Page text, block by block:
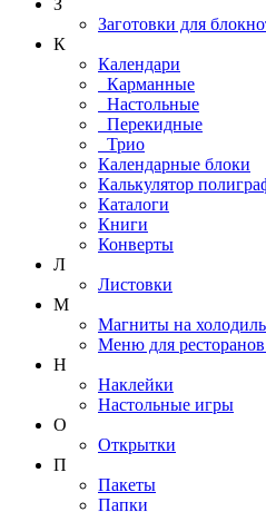
З
Заготовки для
К
Календари
Карманные
Настольные
Перекидные
Трио
Календарные блоки
Калькулятор
Каталоги
Книги
Конверты
Л
Листовки
М
Магниты на
Меню для
Н
Наклейки
Настольные игры
О
Открытки
П
Пакеты
Папки